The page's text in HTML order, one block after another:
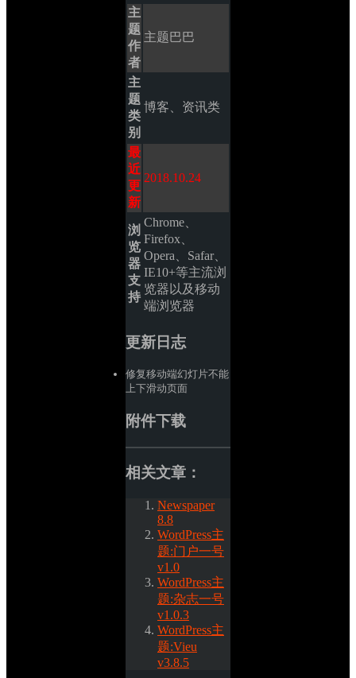
主
题
作
者
主题巴巴
主
题
类
别
博客、资讯类
最
近
更
新
2018.10.24
浏
览
器
支
持
Chrome、
Firefox、
Opera、Safar、
IE10+等主流浏
览器以及移动
端浏览器
更新日志
修复移动端幻灯片不能
上下滑动页面
附件下载
相关文章：
Newspaper
8.8
WordPress主
题:门户一号
v1.0
WordPress主
题:杂志一号
v1.0.3
WordPress主
题:Vieu
v3.8.5